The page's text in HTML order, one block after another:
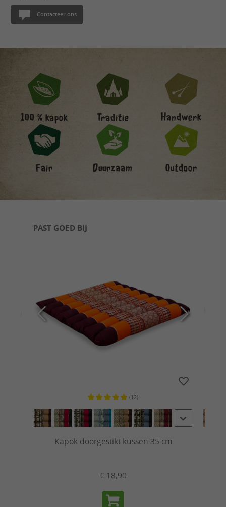
Contacteer ons
100 % kapok Traditie Handwerk
Fair Duurzaam Outdoor
Productgalerij overslaan
PAST GOED BIJ
(12)
Kapok doorgestikt kussen 35 cm
€ 18,90